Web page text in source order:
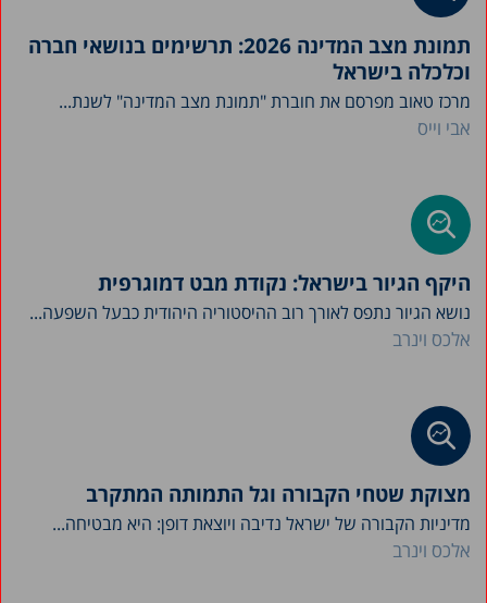
תמונת מצב המדינה 2026: תרשימים בנושאי חברה
וכלכלה בישראל
מרכז טאוב מפרסם את חוברת "תמונת מצב המדינה" לשנת...
אבי וייס
היקף הגיור בישראל: נקודת מבט דמוגרפית
נושא הגיור נתפס לאורך רוב ההיסטוריה היהודית כבעל השפעה...
אלכס וינרב
מצוקת שטחי הקבורה וגל התמותה המתקרב
מדיניות הקבורה של ישראל נדיבה ויוצאת דופן: היא מבטיחה...
אלכס וינרב